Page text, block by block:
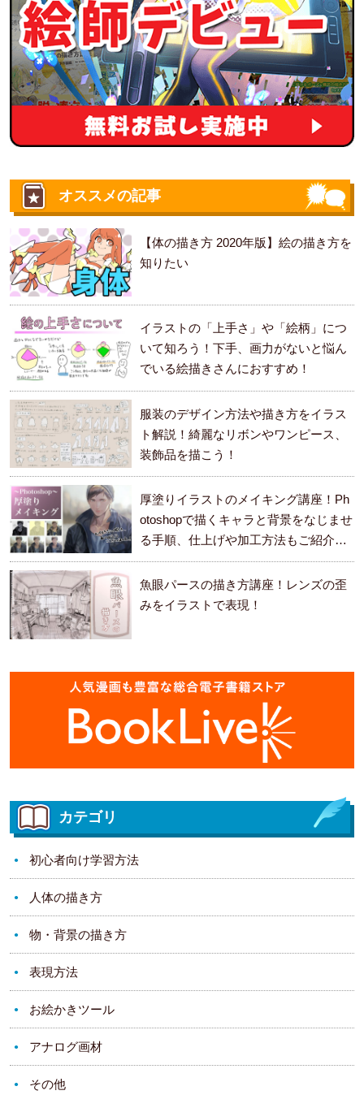
オススメの記事
【体の描き方 2020年版】絵の描き方を
知りたい
イラストの「上手さ」や「絵柄」につ
いて知ろう！下手、画力がないと悩ん
でいる絵描きさんにおすすめ！
服装のデザイン方法や描き方をイラス
ト解説！綺麗なリボンやワンピース、
装飾品を描こう！
厚塗りイラストのメイキング講座！Ph
otoshopで描くキャラと背景をなじませ
る手順、仕上げや加工方法もご紹介し
ます。
魚眼パースの描き方講座！レンズの歪
みをイラストで表現！
カテゴリ
初心者向け学習方法
人体の描き方
物・背景の描き方
表現方法
お絵かきツール
アナログ画材
その他